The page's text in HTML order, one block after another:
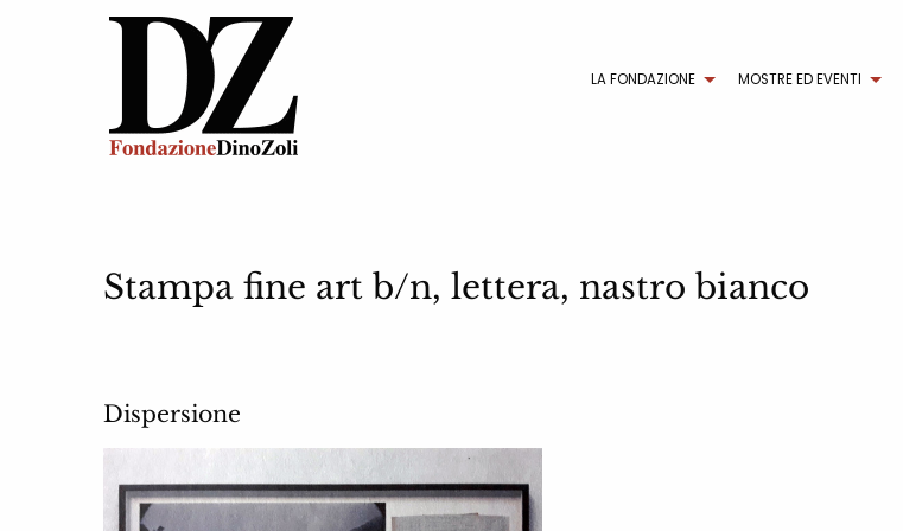
LA FONDAZIONE MOSTRE ED EVENTI
Stampa fine art b/n, lettera, nastro bianco
Dispersione